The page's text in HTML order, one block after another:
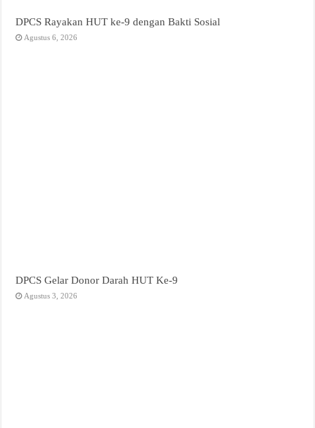
DPCS Rayakan HUT ke-9 dengan Bakti Sosial
Agustus 6, 2026
DPCS Gelar Donor Darah HUT Ke-9
Agustus 3, 2026